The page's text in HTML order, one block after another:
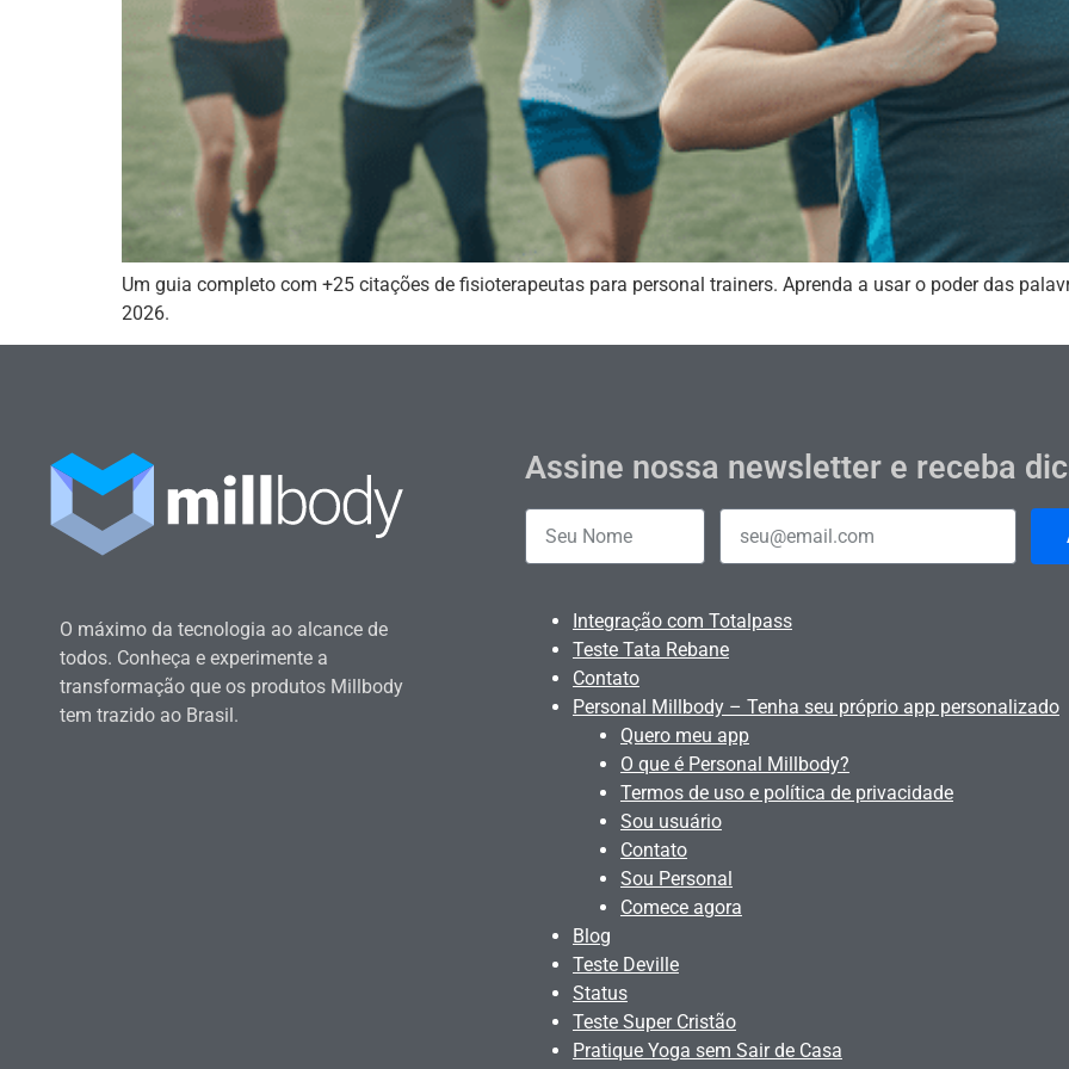
Um guia completo com +25 citações de fisioterapeutas para personal trainers. Aprenda a usar o poder das
2026.
O máximo da tecnologia ao alcance de
todos. Conheça e experimente a
transformação que os produtos Millbody
tem trazido ao Brasil.
Assine nossa newsletter e receba
Integração com Totalpass
Teste Tata Rebane
Contato
Personal Millbody – Tenha seu próprio app personalizado
Quero meu app
O que é Personal Millbody?
Termos de uso e política de privacidade
Sou usuário
Contato
Sou Personal
Comece agora
Blog
Teste Deville
Status
Teste Super Cristão
Pratique Yoga sem Sair de Casa